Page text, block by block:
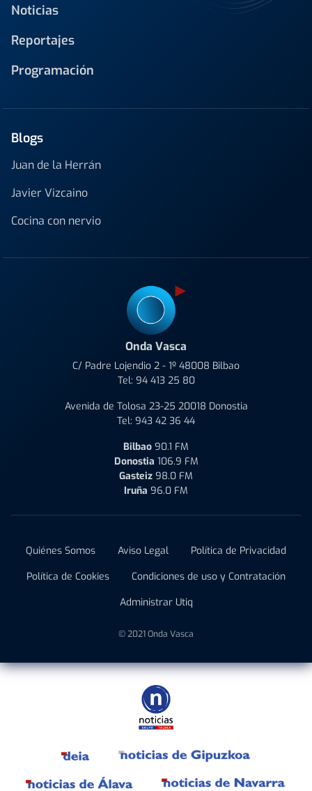
Noticias
Reportajes
Programación
Blogs
Juan de la Herrán
Javier Vizcaino
Cocina con nervio
Onda Vasca
C/ Padre Lojendio 2 - 1º 48008 Bilbao
Tel: 94 413 25 80
Avenida de Tolosa 23-25 20018 Donostia
Tel: 943 42 36 44
Bilbao 90.1 FM
Donostia 106.9 FM
Gasteiz 98.0 FM
Iruña 96.0 FM
Quiénes Somos Aviso Legal
Política de Privacidad
Política de Cookies
Condiciones de uso y Contratación
Administrar Utiq
© 2021 Onda Vasca